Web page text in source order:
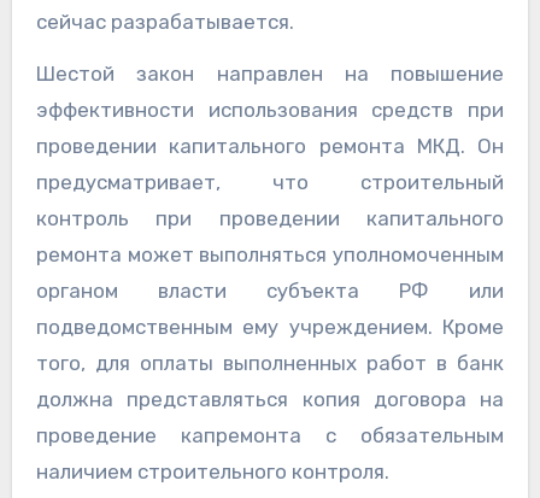
сейчас разрабатывается.
Шестой закон направлен на повышение
эффективности использования средств при
проведении капитального ремонта МКД. Он
предусматривает, что строительный
контроль при проведении капитального
ремонта может выполняться уполномоченным
органом власти субъекта РФ или
подведомственным ему учреждением. Кроме
того, для оплаты выполненных работ в банк
должна представляться копия договора на
проведение капремонта с обязательным
наличием строительного контроля.